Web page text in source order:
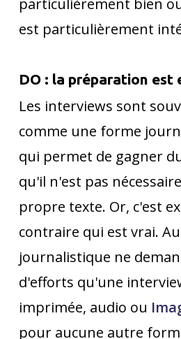
particulièrement bien
est particulièrement
DO : la préparation est
Les interviews sont
comme une forme
qui permet de gagner
qu'il n'est pas
propre texte. Or, c'est
contraire qui est vrai.
journalistique ne
d'efforts qu'une
imprimée, audio ou
pour aucune autre